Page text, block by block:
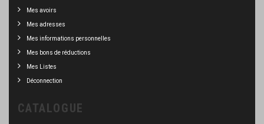
Mes avoirs
Mes adresses
Mes informations personnelles
Mes bons de réductions
Mes Listes
Déconnection
CATALOGUE